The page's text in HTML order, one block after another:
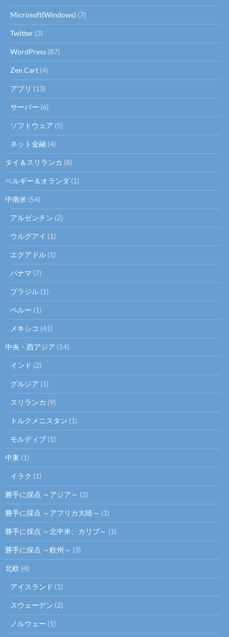
Microsoft(Windows) (7)
Twitter (3)
WordPress (87)
Zen Cart (4)
アプリ (13)
サーバー (6)
ソフトウェア (5)
ネット金融 (4)
タイ＆スリランカ (8)
ベルギー＆オランダ (1)
中南米 (54)
アルゼンチン (2)
ウルグアイ (1)
エクアドル (1)
パナマ (7)
ブラジル (1)
ペルー (1)
メキシコ (41)
中央・西アジア (14)
インド (2)
グルジア (1)
スリランカ (9)
トルクメニスタン (1)
モルディブ (1)
中東 (1)
イラク (1)
勝手に採点 ～アジア～ (2)
勝手に採点 ～アフリカ大陸～ (1)
勝手に採点 ～北中米、カリブ～ (1)
勝手に採点 ～欧州～ (3)
北欧 (4)
アイスランド (1)
スウェーデン (2)
ノルウェー (1)